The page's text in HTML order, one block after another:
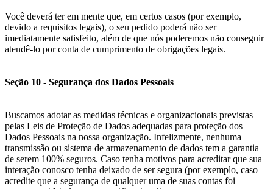
Você deverá ter em mente que, em certos casos (por exemplo,
devido a requisitos legais), o seu pedido poderá não ser
imediatamente satisfeito, além de que nós poderemos não conseguir
atendê-lo por conta de cumprimento de obrigações legais.
Seção 10 - Segurança dos Dados Pessoais
Buscamos adotar as medidas técnicas e organizacionais previstas
pelas Leis de Proteção de Dados adequadas para proteção dos
Dados Pessoais na nossa organização. Infelizmente, nenhuma
transmissão ou sistema de armazenamento de dados tem a garantia
de serem 100% seguros. Caso tenha motivos para acreditar que sua
interação conosco tenha deixado de ser segura (por exemplo, caso
acredite que a segurança de qualquer uma de suas contas foi